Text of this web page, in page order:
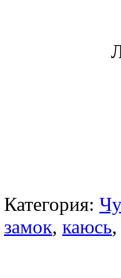
Категория:
замок, каюсь,